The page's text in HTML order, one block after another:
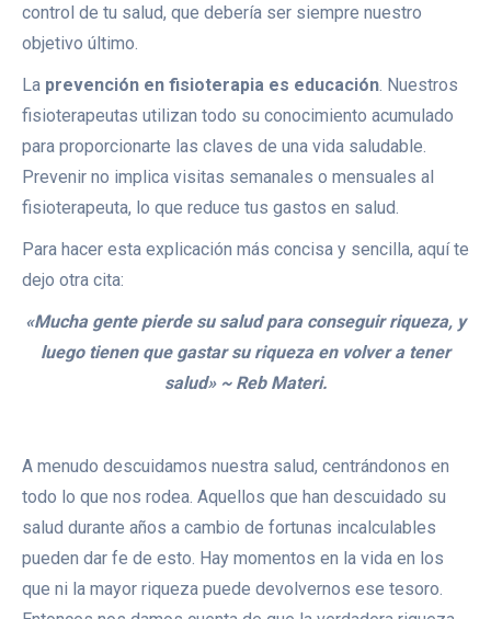
control de tu salud, que debería ser siempre nuestro
objetivo último.
La prevención en fisioterapia es educación. Nuestros
fisioterapeutas utilizan todo su conocimiento acumulado
para proporcionarte las claves de una vida saludable.
Prevenir no implica visitas semanales o mensuales al
fisioterapeuta, lo que reduce tus gastos en salud.
Para hacer esta explicación más concisa y sencilla, aquí te
dejo otra cita:
«Mucha gente pierde su salud para conseguir riqueza, y
luego tienen que gastar su riqueza en volver a tener
salud» ~ Reb Materi.
A menudo descuidamos nuestra salud, centrándonos en
todo lo que nos rodea. Aquellos que han descuidado su
salud durante años a cambio de fortunas incalculables
pueden dar fe de esto. Hay momentos en la vida en los
que ni la mayor riqueza puede devolvernos ese tesoro.